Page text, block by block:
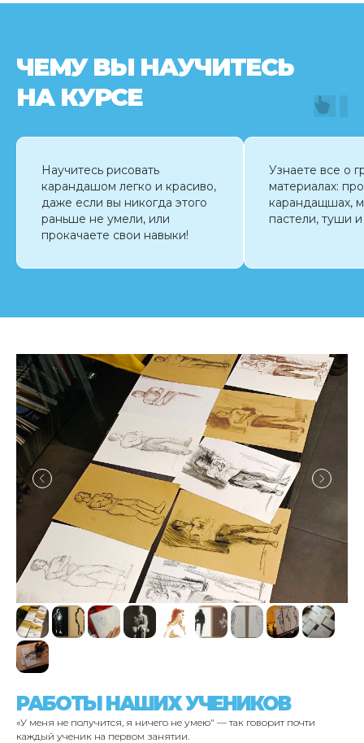
ЧЕМУ ВЫ НАУЧИТЕСЬ
НА КУРСЕ
Научитесь рисовать
карандашом легко и красиво,
даже если вы никогда этого
раньше не умели, или
прокачаете свои навыки!
Узнаете все о
материалах:
карандащшах,
пастели, туши
РАБОТЫ НАШИХ УЧЕНИКОВ
«У меня не получится, я ничего не умею" — так говорит почти
каждый ученик на первом занятии.